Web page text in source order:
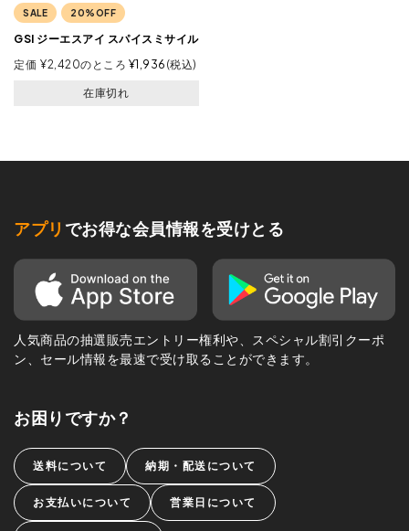
SALE 20%OFF
GSI ジーエスアイ スパイスミサイル
定価 ¥2,420のところ ¥1,936 税込
在庫切れ
アプリ でお得な会員情報を受けとる
人気商品の抽選販売エントリー権利や、スペシャル割引クーポ
ン、セール情報を最速で受け取ることができます。
お困りですか？
送料について 納期・配送について
お支払いについて 営業日について